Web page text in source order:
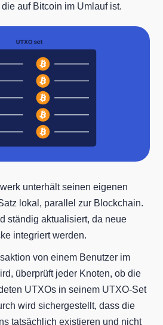
auf Bitcoin im Umlauf ist.
unterhält seinen eigenen
lokal, parallel zur Blockchain.
ständig aktualisiert, da neue
integriert werden.
von einem Benutzer im
überprüft jeder Knoten, ob die
UTXOs in seinem UTXO-Set
wird sichergestellt, dass die
tatsächlich existieren und nicht